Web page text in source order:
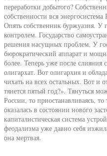
переработки добытого?
собственности вся
Опять собственник буржуазия. У
контролем. Государство
решения насущных проблем. У
бюрократический аппарат и
более. Теперь уже после слияния
олигархат. Вот олигархия и
чихать на всех остальных. Вот и
тянется пятый год?». Тянуться
России, то приостанавливаясь, то
оказалась в состоянии нового
капиталистическая система
феодализма уже давно себя
она мертвая.